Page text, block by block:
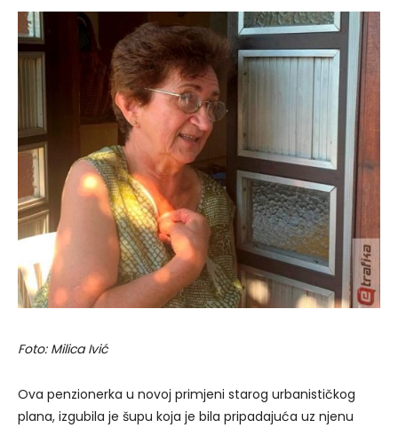
Foto: Milica Ivić
Ova penzionerka u novoj primjeni starog urbanističkog
plana, izgubila je šupu koja je bila pripadajuća uz njenu